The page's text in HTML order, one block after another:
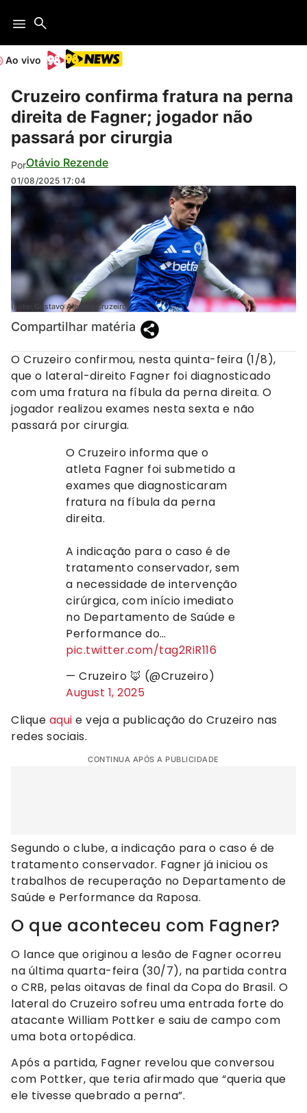
Ao vivo
Cruzeiro confirma fratura na perna
direita de Fagner; jogador não
passará por cirurgia
PorOtávio Rezende
01/08/2025 17:04
(Foto: Gustavo Aleixo / Cruzeiro)
Compartilhar matéria
O Cruzeiro confirmou, nesta quinta-feira (1/8),
que o lateral-direito Fagner foi diagnosticado
com uma fratura na fíbula da perna direita. O
jogador realizou exames nesta sexta e não
passará por cirurgia.
O Cruzeiro informa que o
atleta Fagner foi submetido a
exames que diagnosticaram
fratura na fíbula da perna
direita.
A indicação para o caso é de
tratamento conservador, sem
a necessidade de intervenção
cirúrgica, com início imediato
no Departamento de Saúde e
Performance do…
pic.twitter.com/tag2RiR116
— Cruzeiro 🦊 (@Cruzeiro)
August 1, 2025
Clique aqui e veja a publicação do Cruzeiro nas
redes sociais.
CONTINUA APÓS A PUBLICIDADE
Segundo o clube, a indicação para o caso é de
tratamento conservador. Fagner já iniciou os
trabalhos de recuperação no Departamento de
Saúde e Performance da Raposa.
O que aconteceu com Fagner?
O lance que originou a lesão de Fagner ocorreu
na última quarta-feira (30/7), na partida contra
o CRB, pelas oitavas de final da Copa do Brasil. O
lateral do Cruzeiro sofreu uma entrada forte do
atacante William Pottker e saiu de campo com
uma bota ortopédica.
Após a partida, Fagner revelou que conversou
com Pottker, que teria afirmado que “queria que
ele tivesse quebrado a perna”.